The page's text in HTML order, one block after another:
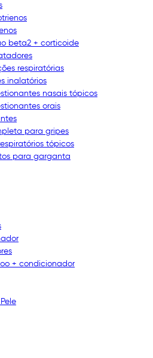
beta2 + corticoide
respiratórias
inalatórios
nasais tópicos
orais
para gripes
tópicos
para garganta
+ condicionador